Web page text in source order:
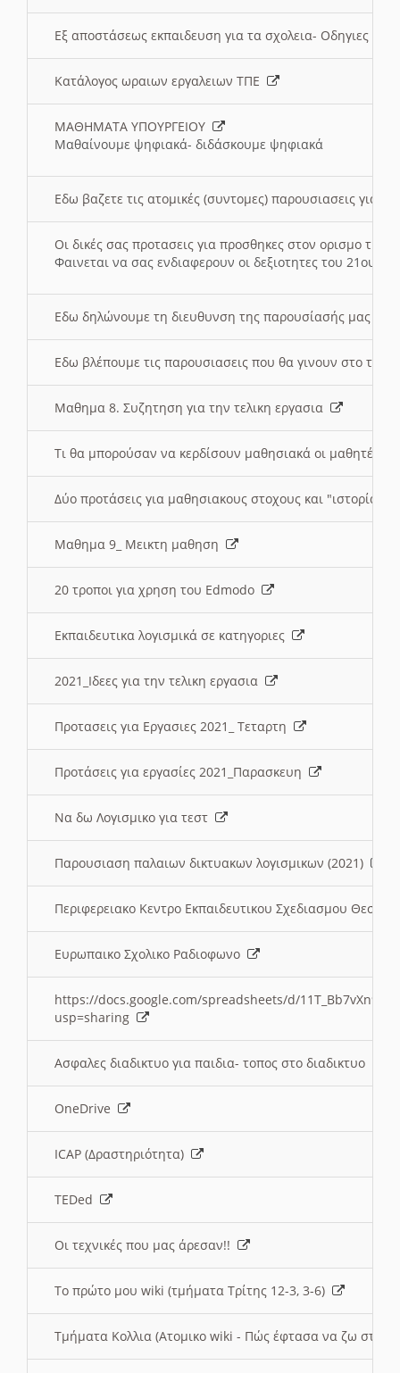
Εξ αποστάσεως εκπαιδευση για τα σχολεια- Οδηγιες
Κατάλογος ωραιων εργαλειων ΤΠΕ
ΜΑΘΗΜΑΤΑ ΥΠΟΥΡΓΕΙΟΥ
Μαθαίνουμε ψηφιακά- διδάσκουμε ψηφιακά
Εδω βαζετε τις ατομικές (συντομες) παρουσιασεις για
Οι δικές σας προτασεις για προσθηκες στον ορισμο
Φαινεται να σας ενδιαφερουν οι δεξιοτητες του 21ου
Εδω δηλώνουμε τη διευθυνση της παρουσίασής μας
Εδω βλέπουμε τις παρουσιασεις που θα γινουν στο
Μαθημα 8. Συζητηση για την τελικη εργασια
Τι θα μπορούσαν να κερδίσουν μαθησιακά οι μαθητές/
Δύο προτάσεις για μαθησιακους στοχους και "ιστορία"
Μαθημα 9_ Μεικτη μαθηση
20 τροποι για χρηση του Edmodo
Εκπαιδευτικα λογισμικά σε κατηγοριες
2021_Ιδεες για την τελικη εργασια
Προτασεις για Εργασιες 2021_ Τεταρτη
Προτάσεις για εργασίες 2021_Παρασκευη
Να δω Λογισμικο για τεστ
Παρουσιαση παλαιων δικτυακων λογισμικων (2021)
Περιφερειακο Κεντρο Εκπαιδευτικου Σχεδιασμου
Ευρωπαικο Σχολικο Ραδιοφωνο
https://docs.google.com/spreadsheets/d/
usp=sharing
Ασφαλες διαδικτυο για παιδια- τοπος στο διαδικτυο
OneDrive
ICAP (Δραστηριότητα)
TEDed
Οι τεχνικές που μας άρεσαν!!
Το πρώτο μου wiki (τμήματα Τρίτης 12-3, 3-6)
Τμήματα Κολλια (Ατομικο wiki - Πώς έφτασα να ζω στην